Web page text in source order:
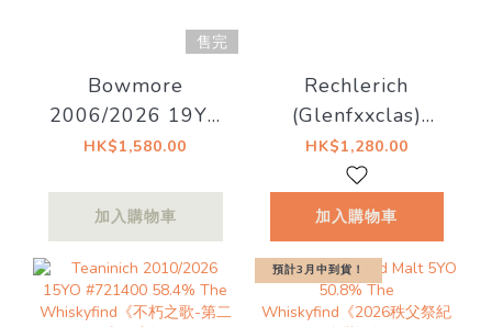
售完
Bowmore
2006/2026 19YO
Bourbon Barrel
Whiskyfind《不朽
章》預計 8月中 左
右到貨！
HK$1,580.00
加入購物車
Rechlerich
(Glenfxxclas)
2008/2026 17YO
#21 55.2% The
Whiskyfind【不朽
章】
HK$1,280.00
加入購物車
預計3月中到貨！